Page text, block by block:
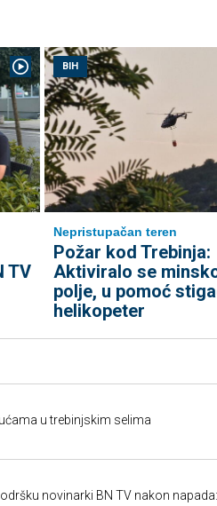
TV
BIH
Nepristupačan teren
Požar kod Trebinja:
Aktiviralo se
polje, u pomoć
helikopeter
u trebinjskim selima
novinarki BN TV nakon napada: